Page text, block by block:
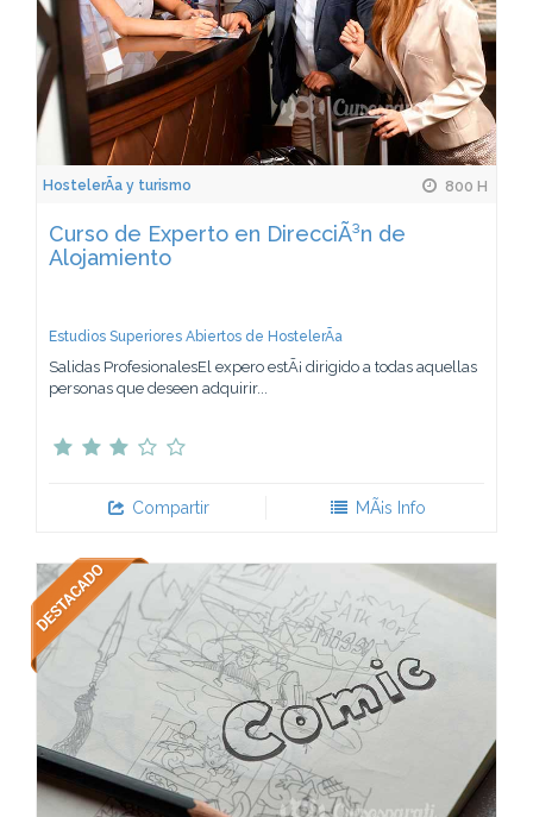
HostelerÃ­a y turismo 800 H
Curso de Experto en DirecciÃ³n de
Alojamiento
Estudios Superiores Abiertos de HostelerÃ­a
Salidas ProfesionalesEl expero estÃ¡ dirigido a todas aquellas
personas que deseen adquirir...
Compartir MÃ¡s Info